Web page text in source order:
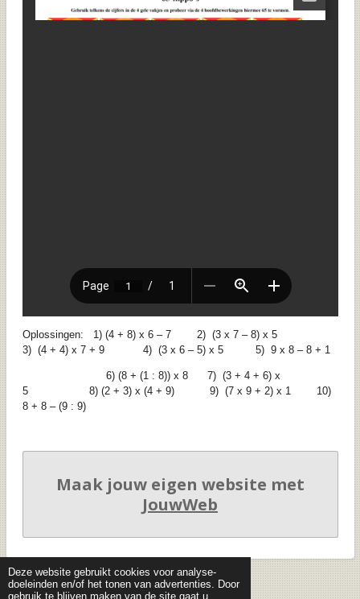
Deze website gebruikt cookies voor analyse-
doeleinden en/of het tonen van advertenties. Door
gebruik te blijven maken van de site gaat u
Oplossingen: 1) (4 + 8) x 6 – 7 2) (3 x 7 – 8) x 5
3) (4 + 4) x 7 + 9 4) (3 x 6 – 5) x 5 5) 9 x 8 – 8 + 1
6) (8 + (1 : 8)) x 8 7) (3 + 4 + 6) x
5 8) (2 + 3) x (4 + 9) 9) (7 x 9 + 2) x 1 10)
8 + 8 – (9 : 9)
Maak jouw eigen website met
JouwWeb